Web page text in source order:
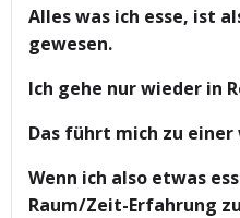
Alles was ich esse, ist
gewesen.
Ich gehe nur wieder in
Das führt mich zu
Wenn ich also etwas
Raum/Zeit-Erfahrung